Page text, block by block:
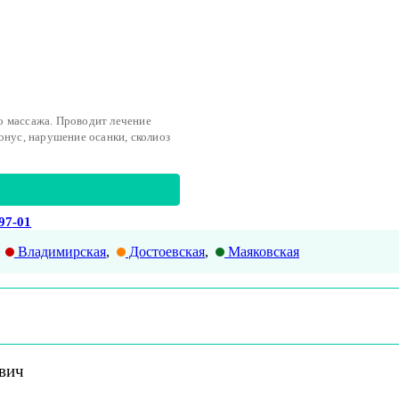
массажа. Проводит лечение
нарушение осанки, сколиоз
01
Владимирская, Достоевская, Маяковская